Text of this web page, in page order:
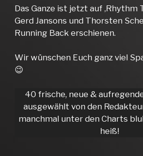
Das Ganze ist jetzt auf ‚Rhythm
Gerd Jansons und Thorsten
Running Back erschienen.
Wir wünschen Euch ganz viel
😉
40 frische, neue &
ausgewählt von den
manchmal unter den Charts
heiß!